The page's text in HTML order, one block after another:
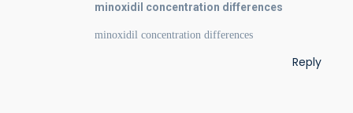
minoxidil concentration differences
minoxidil concentration differences
Reply